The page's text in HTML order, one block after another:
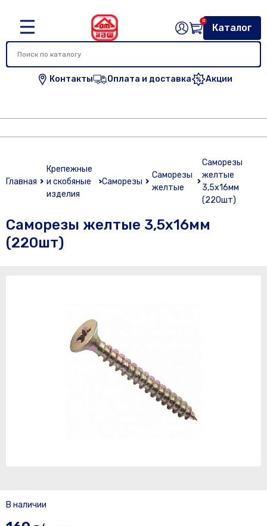
Контакты Оплата и доставка Акции
Каталог
0
Главная
Крепежные
и скобяные
изделия
Саморезы
Саморезы
желтые
Саморезы
желтые
3,5х16мм
(220шт)
Саморезы желтые 3,5х16мм
(220шт)
В наличии